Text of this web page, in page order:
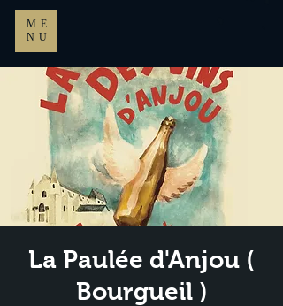
ME
NU
La Paulée d'Anjou (
Bourgueil )